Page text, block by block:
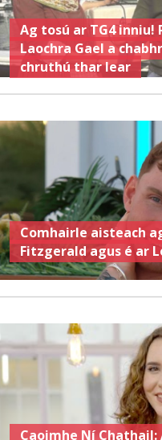
Ag tosú ar TG4 inniu!
Laochra Gael a
chruthú thar lear
Comhairle aisteach
Fitzgerald agus é ar
Caoimhe Ní Chathail: